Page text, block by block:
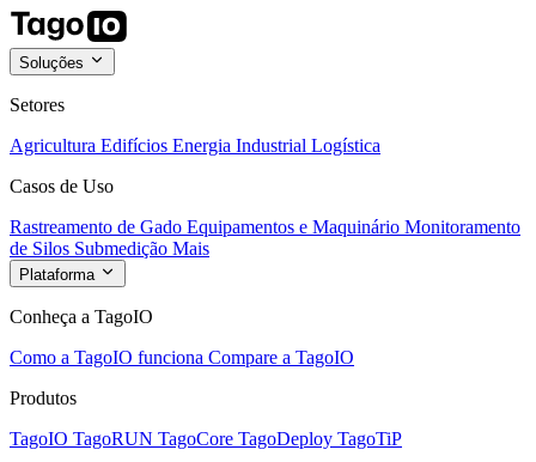
Soluções
Setores
Agricultura Edifícios Energia Industrial Logística
Casos de Uso
Rastreamento de Gado Equipamentos e Maquinário Monitoramento
de Silos Submedição Mais
Plataforma
Conheça a TagoIO
Como a TagoIO funciona Compare a TagoIO
Produtos
TagoIO TagoRUN TagoCore TagoDeploy TagoTiP